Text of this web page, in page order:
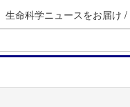
生命科学ニュースをお届け /